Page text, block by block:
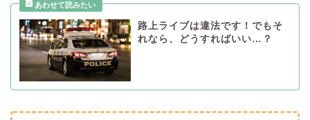
路上ライブは違法です！でもそ
れなら、どうすればいい…？